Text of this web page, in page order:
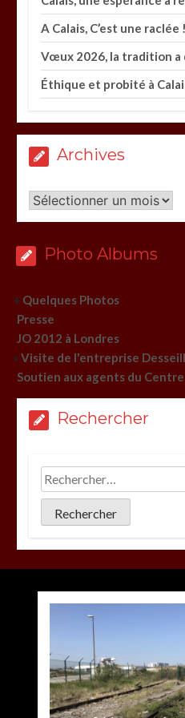
A Calais, C’est une raclée
Vœux 2026, la tradition a
Éthique et probité à
Archives
Archives
Photo Albums
+ Quelques Photos
Presse
JO 2012 à Londres
» Visite de l'entreprise
Soutien aux agents du
Rechercher
A Calais,
Vœux 2026, la
Éthique et
parPhilippe BLET
Accès au bus
parPhilippe BLET
2 minutes